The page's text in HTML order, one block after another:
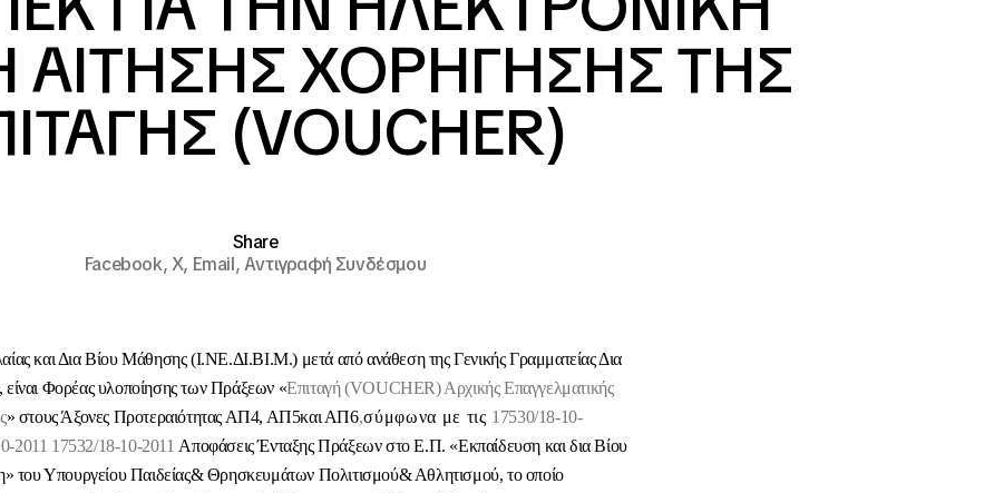
ΧΟΡΗΓΗΣΗΣ ΤΗΣ
(VOUCHER)
Share
Facebook,X, Email,Αντιγραφή Συνδέσμου
και Δια Βίου Μάθησης (Ι.ΝΕ.ΔΙ.ΒΙ.Μ.) μετά από ανάθεση της Γενικής Γραμματείας Δια
Φορέας υλοποίησης των Πράξεων «Επιταγή (VOUCHER) Αρχικής Επαγγελματικής
» στους Άξονες Προτεραιότητας ΑΠ4, ΑΠ5και ΑΠ6,σύμφωνα με τις 17530/18-10-
2011 17532/18-10-2011 Αποφάσεις Ένταξης Πράξεων στο Ε.Π. «Εκπαίδευση και δια Βίου
του Υπουργείου Παιδείας& Θρησκευμάτων Πολιτισμού& Αθλητισμού, το οποίο